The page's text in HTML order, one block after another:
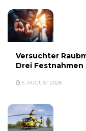
Versuchter
Drei
5. AUGUST 2026